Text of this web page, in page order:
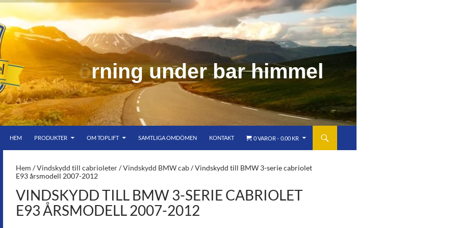
er bar himmel
bar himmel
HEM
PRODUKTER OM TOPLIFT SAMTLIGA OMDÖMEN KONTAKT 0 VAROR 0.00 KR
Hem /Vindskydd till cabrioleter/Vindskydd BMW cab/ Vindskydd till BMW 3-serie cabriolet
E93 årsmodell 2007-2012
VINDSKYDD TILL BMW 3-SERIE CABRIOLET
E93 ÅRSMODELL 2007-2012